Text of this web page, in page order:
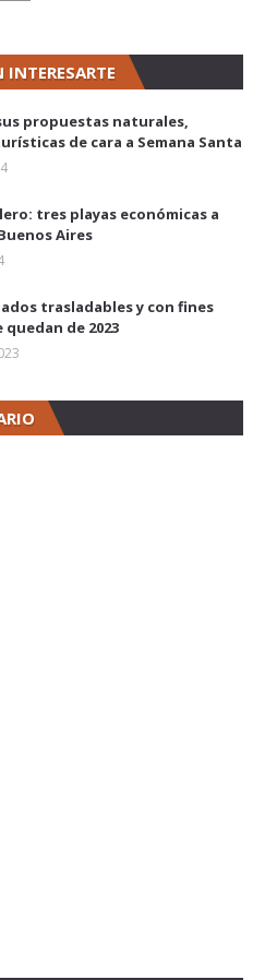
INTERESARTE
propuestas naturales,
de cara a Semana Santa
tres playas económicas a
Aires
trasladables y con fines
de 2023